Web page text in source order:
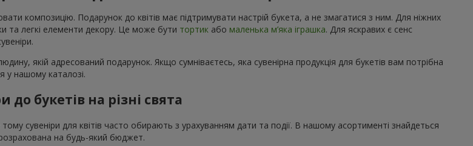
композицію. Подарунок до квітів має підтримувати настрій букета, а не змагатися з ним. Для ніжних
та легкі елементи декору. Це може бути тортик або маленька м’яка іграшка. Для яскравих є сенс
якій адресований подарунок. Якщо сумніваєтесь, яка сувенірна продукція для букетів вам потрібна
у нашому каталозі.
до букетів на різні свята
сувеніри для квітів часто обирають з урахуванням дати та події. В нашому асортименті знайдеться
на будь-який бюджет.